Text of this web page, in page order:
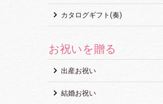
カタログギフト(奏)
お祝いを贈る
出産お祝い
結婚お祝い